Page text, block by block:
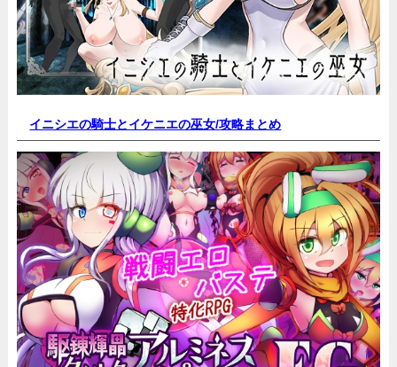
イニシエの騎士とイケニエの巫女/攻略まとめ